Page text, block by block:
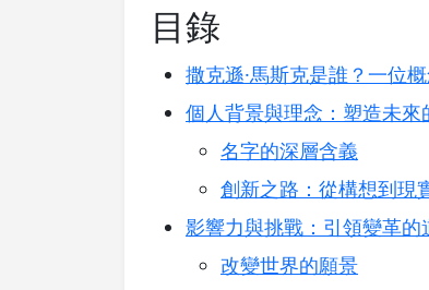
目錄
撒克遜·馬斯克是誰？一位
個人背景與理念：塑造未來
名字的深層含義
創新之路：從構想到現
影響力與挑戰：引領變革的
改變世界的願景